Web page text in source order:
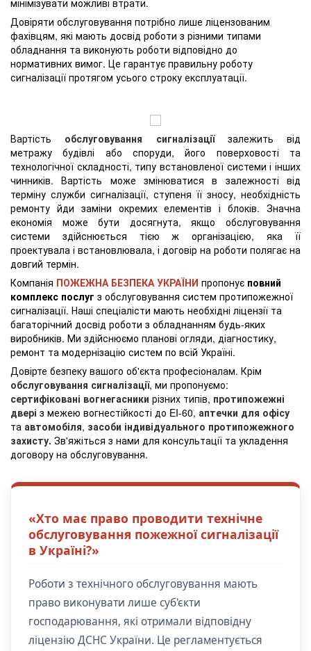
Довіряти обслуговування потрібно лише ліцензованим
фахівцям, які мають досвід роботи з різними типами
обладнання та виконують роботи відповідно до
нормативних вимог. Це гарантує правильну роботу
сигналізації протягом усього строку експлуатації.
Вартість обслуговування сигналізаціїзалежить від
метражу будівлі або споруди, його поверховості та
технологічної складності, типу встановленої системи і інших
чинників. Вартість може змінюватися в залежності від
терміну служби сигналізації, ступеня її зносу, необхідність
ремонту йди заміни окремих елементів і блоків. Значна
економія може бути досягнута, якщо обслуговування
системи здійснюється тією ж організацією, яка її
проектувала і встановлювала, і договір на роботи полягає на
довгий термін.
Компанія ПОЖЕЖНА БЕЗПЕКА УКРАЇНИ пропонує повний
комплекс послуг з обслуговування систем протипожежної
сигналізації. Наші спеціалісти мають необхідні ліцензії та
багаторічний досвід роботи з обладнанням будь-яких
виробників. Ми здійснюємо планові огляди, діагностику,
ремонт та модернізацію систем по всій Україні.
Довірте безпеку вашого об'єкта професіоналам. Крім
обслуговування сигналізації, ми пропонуємо:
сертифіковані вогнегасники різних типів, протипожежні
двері з межею вогнестійкості до EI-60, аптечки для офісу
та автомобіля, засоби індивідуального протипожежного
захисту. Зв'яжіться з нами для консультації та укладення
договору на обслуговування.
«Хто має право проводити технічне
обслуговування пожежної сигналізації
в Україні?»
Роботи з технічного обслуговування мають
право виконувати лише суб'єкти
господарювання, які отримали відповідну
ліцензію ДСНС України. Це регламентується